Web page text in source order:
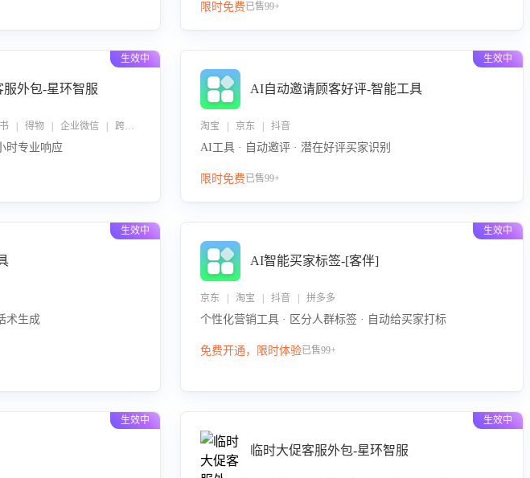
限时免费已售99+
生效中
外包-星环智服
京东 | 快手 | 抖音 | 淘宝 | 小红书 | 得物 | 企业微信 | 跨平台
时专业响应
生效中
AI自动邀请顾客好评-智能工具
淘宝 | 京东 | 抖音
AI工具 · 自动邀评 · 潜在好评买家识别
限时免费已售99+
生效中
术生成
生效中
AI智能买家标签-[客伴]
京东 | 淘宝 | 抖音 | 拼多多
个性化营销工具 · 区分人群标签 · 自动给买家打标
免费开通，限时体验已售99+
生效中 生效中
临时大促客服外包-星环智服